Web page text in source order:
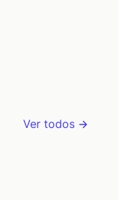
Ver todos